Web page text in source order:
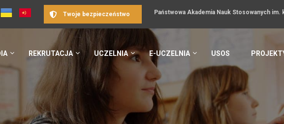
Państwowa Akademia Nauk Stosowanych im.
Twoje bezpieczeństwo
REKRUTACJA UCZELNIA E-UCZELNIA USOS